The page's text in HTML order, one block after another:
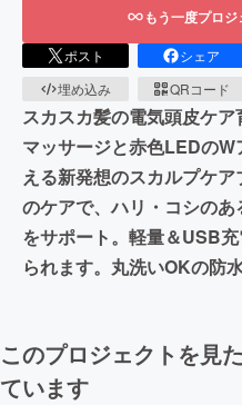
もう一度プロ
ポスト シェア
埋め込み
QRコード
スカスカ髪の電気頭皮ケ
マッサージと赤色LEDの
える新発想のスカルプケ
のケアで、ハリ・コシの
をサポート。軽量＆USB
られます。丸洗いOKの防
このプロジェクトを見
ています